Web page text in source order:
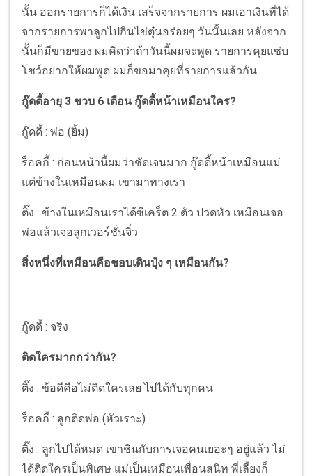
นั้น ออกรายการก็ได้เงิน เสร็จจากรายการ ผมเอาเงินที่ได้
จากรายการพาลูกไปกินไข่ตุ๋นอร่อยๆ วันนั้นเลย หลังจาก
นั้นก็มีขายของ ผมคิดว่าถ้าวันนี้ผมจะพูด รายการคุยแซ่บ
โชว์อยากให้ผมพูด ผมก็ขอมาคุยที่รายการแล้วกัน
กู๊ดดี้อายุ 3 ขวบ 6 เดือน กู๊ดดี้หน้าเหมือนใคร?
กู๊ดดี้ : พ่อ (ยิ้ม)
ร็อคกี้ : ก่อนหน้านี้ผมว่าชัดเจนมาก กู๊ดดี้หน้าเหมือนแม่
แต่ข้างในเหมือนผม เขามาทางเรา
ติ๊ง : ข้างในเหมือนเราได้ซีเคร็ต 2 ตัว ปวดหัว เหมือนเจอ
พ่อแล้วเจอลูกเวอร์ชั่นจิ๋ว
สิ่งหนึ่งที่เหมือนคือชอบเดินปุ๋ง ๆ เหมือนกัน?
กู๊ดดี้ : จริง
ติดใครมากกว่ากัน?
ติ๊ง : ข้อดีคือไม่ติดใครเลย ไปได้กับทุกคน
ร็อคกี้ : ลูกติดพ่อ (หัวเราะ)
ติ๊ง : ลูกไปได้หมด เขาชินกับการเจอคนเยอะๆ อยู่แล้ว ไม่
ได้ติดใครเป็นพิเศษ แม่เป็นเหมือนเพื่อนสนิท พี่เลี้ยงก็